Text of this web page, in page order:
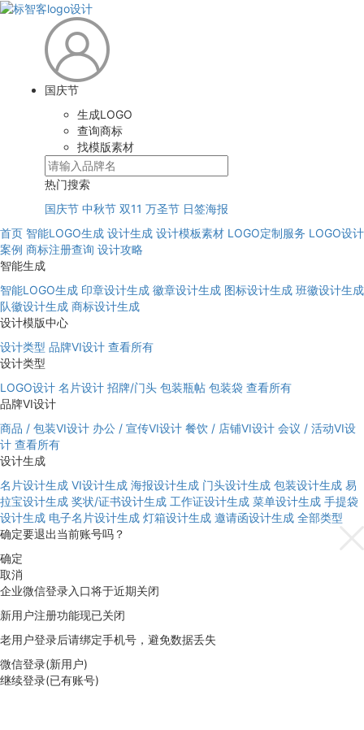
国庆节
生成LOGO
查询商标
找模版素材
热门搜索
国庆节 中秋节 双11 万圣节 日签海报
首页 智能LOGO生成 设计生成 设计模板素材 LOGO定制服务 LOGO设计
案例 商标注册查询 设计攻略
智能生成
智能LOGO生成 印章设计生成 徽章设计生成 图标设计生成 班徽设计生成
队徽设计生成 商标设计生成
设计模版中心
设计类型 品牌VI设计 查看所有
设计类型
LOGO设计 名片设计 招牌/门头 包装瓶帖 包装袋 查看所有
品牌VI设计
商品 / 包装VI设计 办公 / 宣传VI设计 餐饮 / 店铺VI设计 会议 / 活动VI设
计 查看所有
设计生成
名片设计生成 VI设计生成 海报设计生成 门头设计生成 包装设计生成 易
拉宝设计生成 奖状/证书设计生成 工作证设计生成 菜单设计生成 手提袋
设计生成 电子名片设计生成 灯箱设计生成 邀请函设计生成 全部类型
确定要退出当前账号吗？
确定
取消
企业微信登录入口将于近期关闭
新用户注册功能现已关闭
老用户登录后请绑定手机号，避免数据丢失
微信登录(新用户)
继续登录(已有账号)